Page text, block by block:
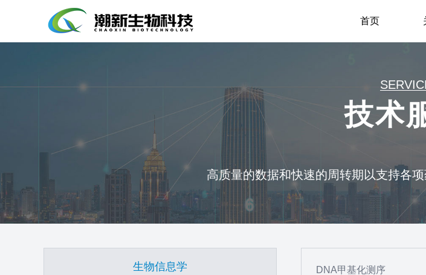
首页
技术
高质量的数据和快速的周转期以支持各
生物信息学 DNA甲基化测序